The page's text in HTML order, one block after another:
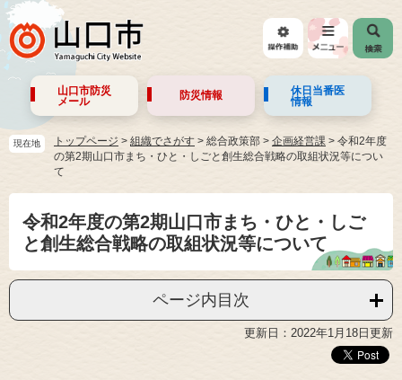
山口市防災
メール
防災情報
休日当番医
情報
現在地 トップページ > 組織でさがす > 総合政策部 > 企画経営課 > 令和2年度
の第2期山口市まち・ひと・しごと創生総合戦略の取組状況等につい
て
令和2年度の第2期山口市まち・ひと・しご
と創生総合戦略の取組状況等について
ページ内目次
更新日：2022年1月18日更新